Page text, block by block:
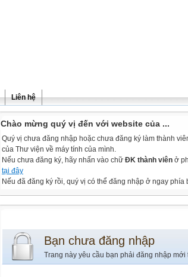
Liên hệ
Chào mừng quý vị đến với website của ...
Quý vị chưa đăng nhập hoặc chưa đăng ký làm thành
của Thư viện về máy tính của mình.
Nếu chưa đăng ký, hãy nhấn vào chữ ĐK thành viên ở
tại đây
Nếu đã đăng ký rồi, quý vị có thể đăng nhập ở ngay phía
Bạn chưa đăng nhập
Trang này yêu cầu bạn phải đăng nhập mới